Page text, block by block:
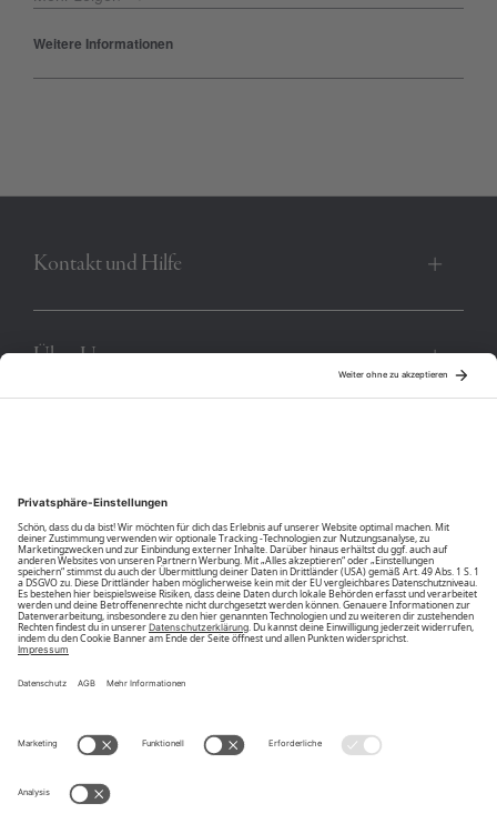
Weitere Informationen
Kontakt und Hilfe
Über Uns
Unsere Vorteile
Unsere Partner